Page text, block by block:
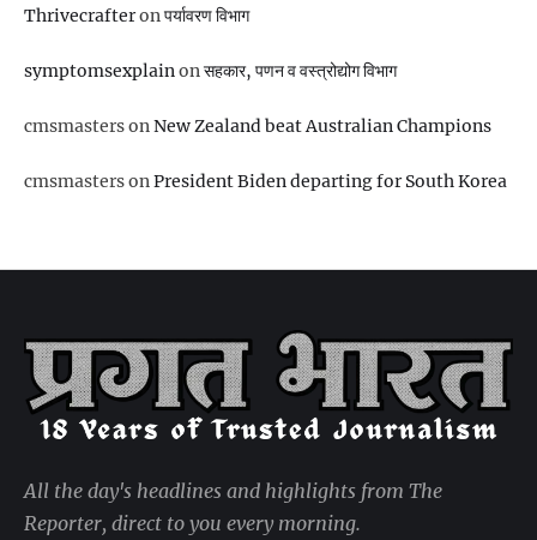
Thrivecrafteronपर्यावरण विभाग
symptomsexplainonसहकार, पणन व वस्‍त्रोद्योग विभाग
cmsmastersonNew Zealand beat Australian Champions
cmsmastersonPresident Biden departing for South Korea
All the day's headlines and highlights from The
Reporter, direct to you every morning.